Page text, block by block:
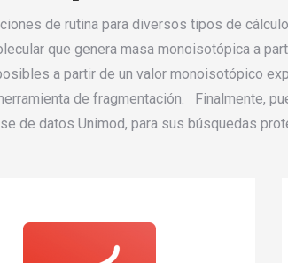
de rutina para diversos tipos de
que genera masa monoisotópica a
a partir de un valor monoisotópico
de fragmentación. Finalmente,
de datos Unimod, para sus búsquedas